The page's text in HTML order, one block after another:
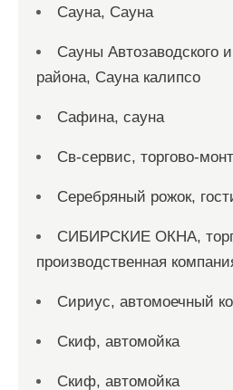
Сауна, Сауна
Сауны Автозаводского
района, Сауна калипсо
Сафина, сауна
Св-сервис, торгово-
Серебряный рожок,
СИБИРСКИЕ ОКНА,
производственная
Сириус, автомоечный
Скиф, автомойка
Скиф, автомойка